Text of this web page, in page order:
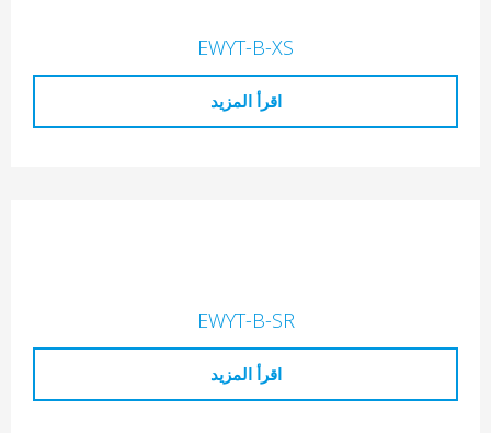
EWYT-B-XS
اقرأ المزيد
EWYT-B-SR
اقرأ المزيد